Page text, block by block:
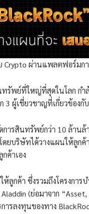
Crypto ผ่านแพลตฟอร์มก
ทรัพย์ที่ใหญ่ที่สุดในโลก กำ
3 ผู้เชี่ยวชาญที่เกี่ยวข้องกั
ารสินทรัพย์กว่า 10 ล้านล้
ดยบริษัทได้วางแผนให้ลูก
ค้าเอง
ห้ลูกค้า ซึ่งรวมถึงโครงกา
(ย่อมาจาก
รลงทุนของทาง